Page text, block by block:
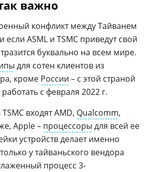
важно
конфликт между Тайванем
ASML и TSMC приведут свой
буквально на всем мире.
для сотен клиентов из
кроме России – с этой страной
работать с февраля 2022 г.
входят AMD, Qualcomm,
Apple – процессоры для всей ее
устройств делает именно
у тайваньского вендора
процесс 3-